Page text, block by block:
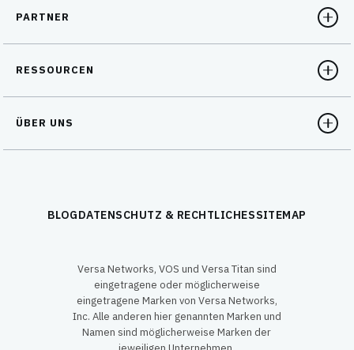
PARTNER
RESSOURCEN
ÜBER UNS
BLOGDATENSCHUTZ & RECHTLICHESSITEMAP
Versa Networks, VOS und Versa Titan sind
eingetragene oder möglicherweise
eingetragene Marken von Versa Networks,
Inc. Alle anderen hier genannten Marken und
Namen sind möglicherweise Marken der